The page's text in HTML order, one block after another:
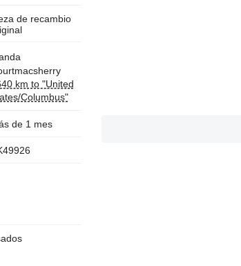
de recambio
km to "United
Columbus"
de 1 mes